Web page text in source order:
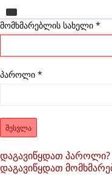
მთავარი
კვლევა
კონტაქტი
მომხმარებლის სახელი *
პაროლი *
ᲨᲔᲡᲕᲚᲐ
დაგავიწყდათ პაროლი?
დაგავიწყდათ